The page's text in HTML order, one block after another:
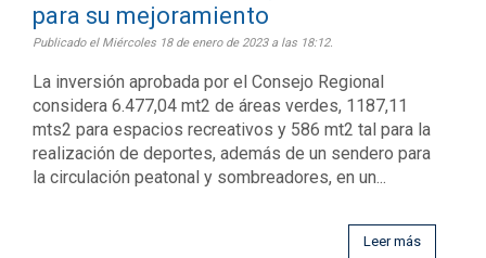
para su mejoramiento
Publicado el Miércoles 18 de enero de 2023 a las 18:12.
La inversión aprobada por el Consejo Regional
considera 6.477,04 mt2 de áreas verdes, 1187,11
mts2 para espacios recreativos y 586 mt2 tal para la
realización de deportes, además de un sendero para
la circulación peatonal y sombreadores, en un...
Leer más